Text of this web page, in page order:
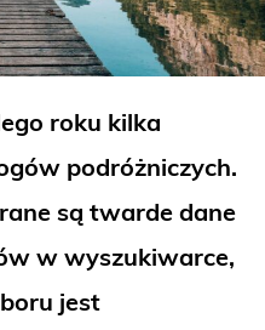
roku kilka
podróżniczych.
są twarde dane
w wyszukiwarce,
jest